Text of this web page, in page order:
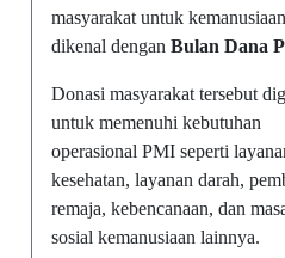
masyarakat untuk
dikenal dengan Bulan Dana
Donasi masyarakat tersebut
untuk memenuhi kebutuhan
operasional PMI seperti
kesehatan, layanan darah,
remaja, kebencanaan, dan
sosial kemanusiaan lainnya.